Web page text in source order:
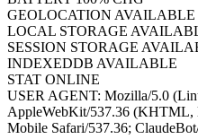
GEOLOCATION AVAILABLE
LOCAL STORAGE
SESSION STORAGE
INDEXEDDB AVAILABLE
STAT ONLINE
USER AGENT: Mozilla/5.0
AppleWebKit/537.36 (KHTML,
Mobile Safari/537.36;